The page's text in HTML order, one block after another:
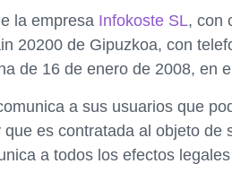
la empresa Infokoste SL, con
20200 de Gipuzkoa, con
de 16 de enero de 2008, en
a sus usuarios que
es contratada al objeto
a todos los efectos